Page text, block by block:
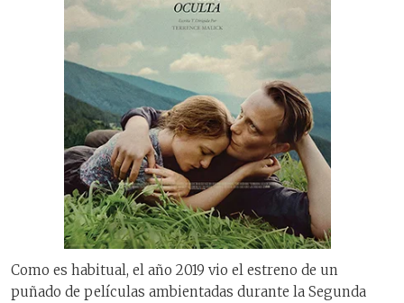
Como es habitual, el año 2019 vio el estreno de un
puñado de películas ambientadas durante la Segunda